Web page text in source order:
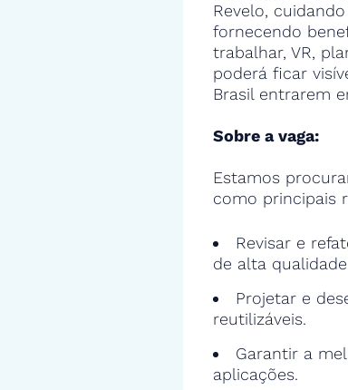
Revelo,
fornecendo
trabalhar, VR,
poderá ficar
Brasil entrarem
Sobre a vaga:
Estamos
como principais
Revisar e
de alta
Projetar e
reutilizáveis.
Garantir a
aplicações.